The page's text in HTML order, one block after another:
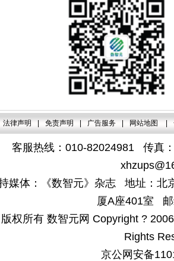
法律声明 免责声明 广告服务 网站地图
客服热线：010-82024981 传真
媒体：《数智元》杂志 地址：北
厦A座401室
版权所有 数智元网 Copyright ?
Rights
京公网安备